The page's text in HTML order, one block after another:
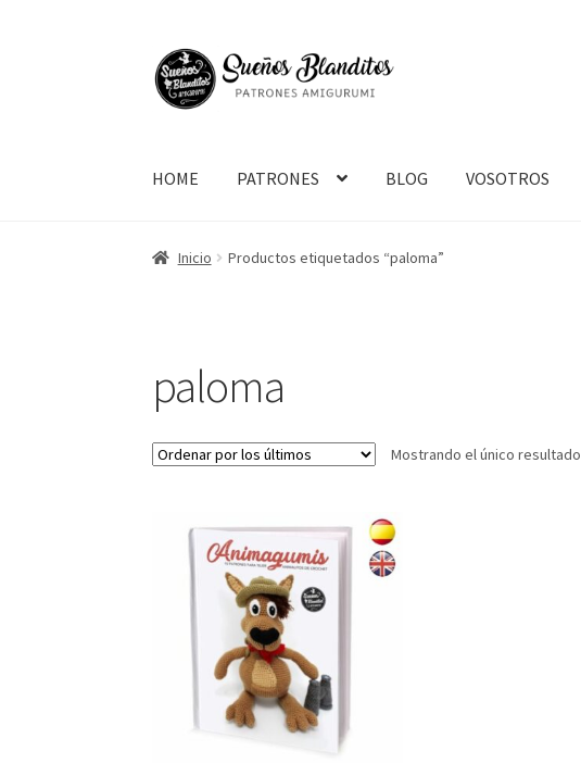
Ir
a
Ir
al
contenido
HOME PATRONES BLOG VOSOTROS
Inicio Productos etiquetados “paloma”
paloma
Mostrando el único resultado